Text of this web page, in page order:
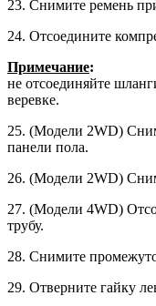
23. Снимите ремень
24. Отсоедините
Примечание:
не отсоединяйте
веревке.
25. (Модели 2WD)
панели пола.
26. (Модели 2WD)
27. (Модели 4WD)
трубу.
28. Снимите
29. Отверните гайку